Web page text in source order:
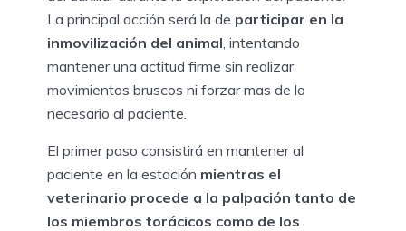
La principal acción será la de participar en la
inmovilización del animal , intentando
mantener una actitud firme sin realizar
movimientos bruscos ni forzar mas de lo
necesario al paciente.
El primer paso consistirá en mantener al
paciente en la estación mientras el
veterinario procede a la palpación tanto de
los miembros torácicos como de los